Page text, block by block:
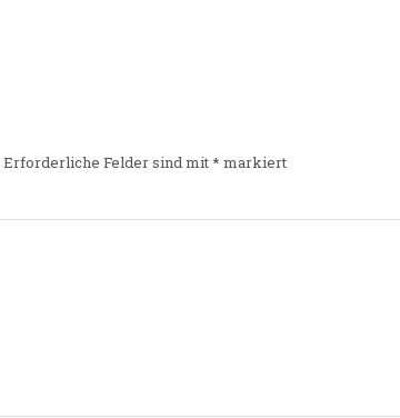
Erforderliche Felder sind mit* markiert